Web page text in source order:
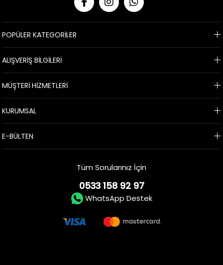
POPÜLER KATEGORİLER
ALIŞVERİŞ BİLGİLERİ
MÜŞTERİ HİZMETLERİ
KURUMSAL
E-BÜLTEN
Tüm Sorularınız İçin
0533 158 92 97
WhatsApp Destek